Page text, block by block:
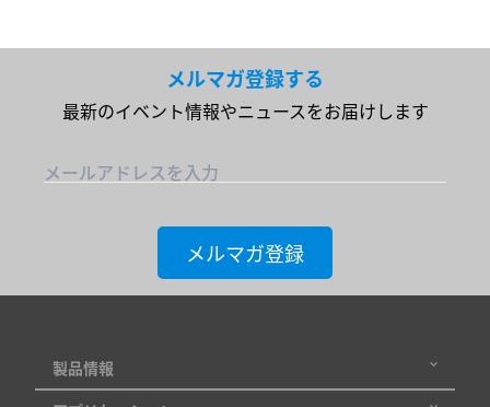
メルマガ登録する
最新のイベント情報やニュースをお届けします
メールアドレスを入力
メルマガ登録
製品情報